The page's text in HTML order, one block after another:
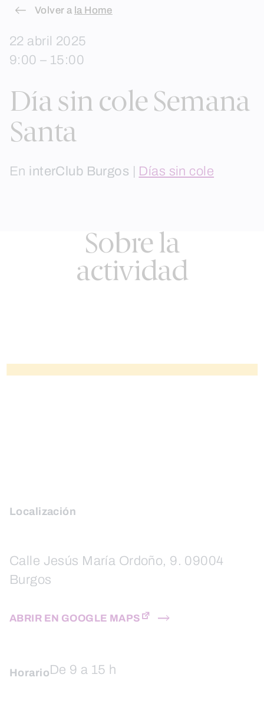
Skip
content
Volver a la Home
22 abril 2025
9:00 – 15:00
Día sin cole Semana
Santa
En interClub Burgos Días sin cole
Sobre la
actividad
Localización
Calle Jesús María Ordoño, 9. 09004
Burgos
ABRIR EN GOOGLE MAPS
HorarioDe 9 a 15 h